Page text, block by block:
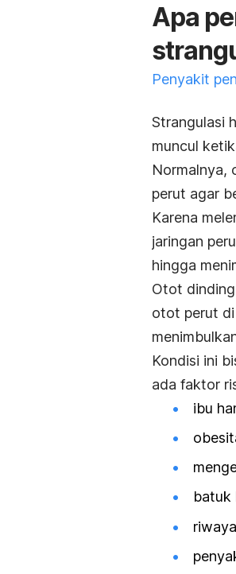
Apa
Penyakit
Strangulasi
muncul
Normalnya,
perut agar
Karena
jaringan
hingga
Otot
otot perut di
Kondisi ini
ada faktor
ibu
batuk